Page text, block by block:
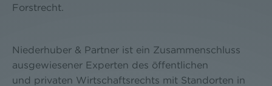
Forstrecht.
Niederhuber & Partner ist ein Zusammenschluss
ausgewiesener Experten des öffentlichen
und privaten Wirtschaftsrechts mit Standorten in